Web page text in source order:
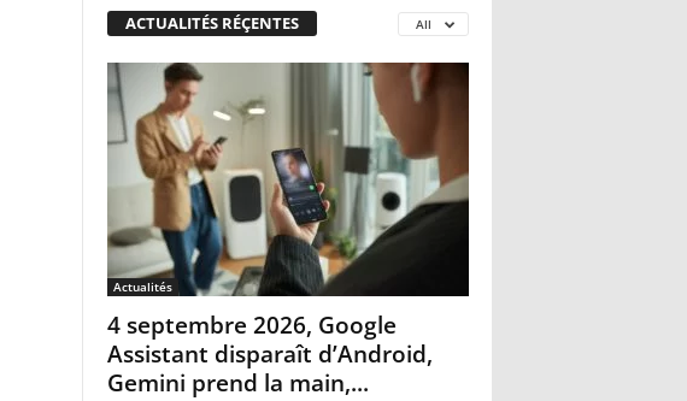
ACTUALITÉS RÉÇENTES All
Actualités
4 septembre 2026, Google
Assistant disparaît d’Android,
Gemini prend la main,...